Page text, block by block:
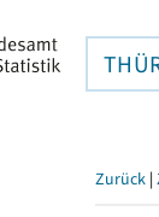
Zurück |